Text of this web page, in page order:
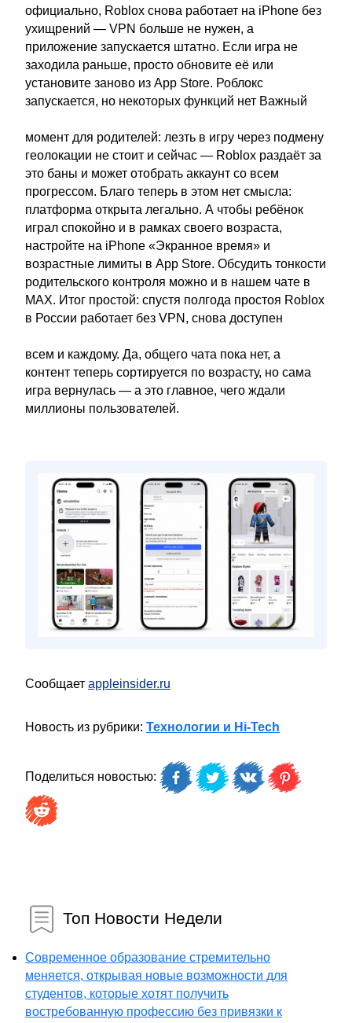
официально, Roblox снова работает на iPhone без
ухищрений — VPN больше не нужен, а
приложение запускается штатно. Если игра не
заходила раньше, просто обновите её или
установите заново из App Store. Роблокс
запускается, но некоторых функций нет Важный
момент для родителей: лезть в игру через подмену
геолокации не стоит и сейчас — Roblox раздаёт за
это баны и может отобрать аккаунт со всем
прогрессом. Благо теперь в этом нет смысла:
платформа открыта легально. А чтобы ребёнок
играл спокойно и в рамках своего возраста,
настройте на iPhone «Экранное время» и
возрастные лимиты в App Store. Обсудить тонкости
родительского контроля можно и в нашем чате в
MAX. Итог простой: спустя полгода простоя Roblox
в России работает без VPN, снова доступен
всем и каждому. Да, общего чата пока нет, а
контент теперь сортируется по возрасту, но сама
игра вернулась — а это главное, чего ждали
миллионы пользователей.
Сообщает appleinsider.ru
Новость из рубрики: Технологии и Hi-Tech
Поделиться новостью:
Топ Новости Недели
Современное образование стремительно
меняется, открывая новые возможности для
студентов, которые хотят получить
востребованную профессию без привязки к